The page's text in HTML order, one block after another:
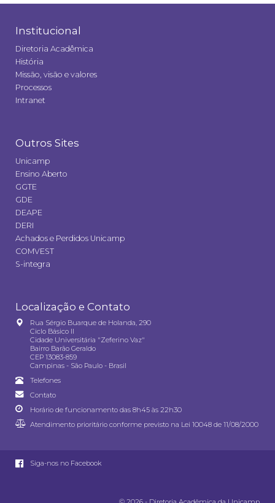
Institucional
Diretoria Acadêmica
História
Missão, visão e valores
Processos
Intranet
Outros Sites
Unicamp
Ensino Aberto
GGTE
GDE
DEAPE
DERI
Achados e Perdidos Unicamp
COMVEST
S-integra
Localização e Contato
Rua Sérgio Buarque de Holanda, 290
Ciclo Básico II
Cidade Universitária "Zeferino Vaz"
Bairro Barão Geraldo
CEP 13083-859
Campinas - São Paulo - Brasil
Telefones
Contato
Horário de funcionamento das 8h45 às 22h30
Atendimento prioritário conforme previsto na Lei 10048 de 11/08/2000
Siga-nos no Facebook